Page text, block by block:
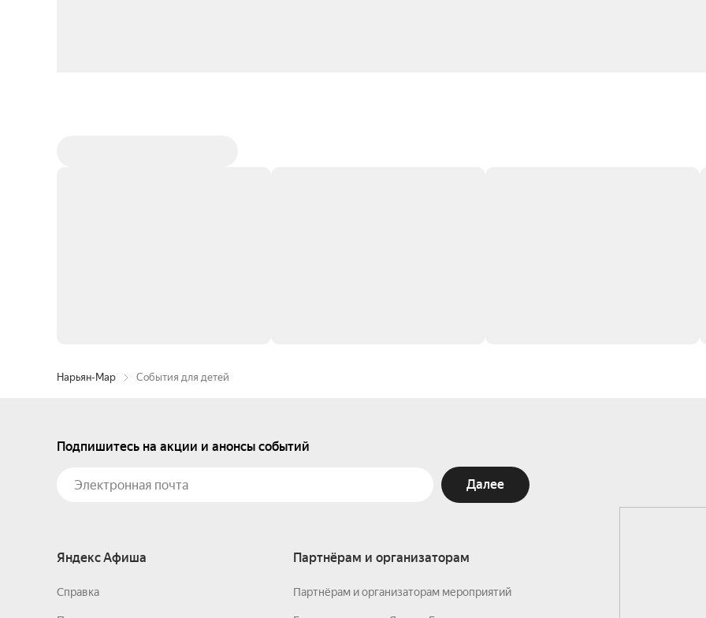
Нарьян-Мар События для детей
Подпишитесь на акции и анонсы событий
Далее
Яндекс Афиша
Справка
Партнёрам и организаторам
Партнёрам и организаторам мероприятий